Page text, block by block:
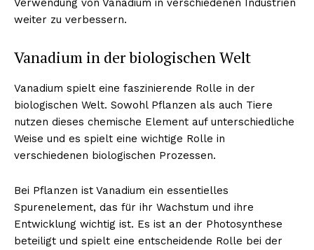
Verwendung von Vanadium in verschiedenen Industrien
weiter zu verbessern.
Vanadium in der biologischen Welt
Vanadium spielt eine faszinierende Rolle in der
biologischen Welt. Sowohl Pflanzen als auch Tiere
nutzen dieses chemische Element auf unterschiedliche
Weise und es spielt eine wichtige Rolle in
verschiedenen biologischen Prozessen.
Bei Pflanzen ist Vanadium ein essentielles
Spurenelement, das für ihr Wachstum und ihre
Entwicklung wichtig ist. Es ist an der Photosynthese
beteiligt und spielt eine entscheidende Rolle bei der